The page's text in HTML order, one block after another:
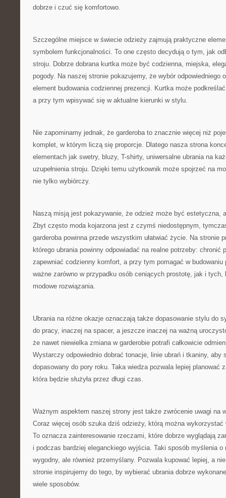
dobrze i czuć się komfortowo.
Szczególne miejsce w świecie odzieży zajmują praktyczne
symbolem funkcjonalności. To one często decydują o tym, jak
stroju. Dobrze dobrana kurtka może być codzienna, miejska,
pogody. Na naszej stronie pokazujemy, że wybór odpowiedniego
element budowania codziennej prezencji. Kurtka może
a przy tym wpisywać się w aktualne kierunki w stylu.
Nie zapominamy jednak, że garderoba to znacznie więcej niż
komplet, w którym liczą się proporcje. Dlatego nasza strona
elementach jak swetry, bluzy, T-shirty, uniwersalne ubrania na
uzupełnienia stroju. Dzięki temu użytkownik może spojrzeć na
nie tylko wybiórczy.
Naszą misją jest pokazywanie, że odzież może być estetyczna,
Zbyt często moda kojarzona jest z czymś niedostępnym,
garderoba powinna przede wszystkim ułatwiać życie. Na stronie
którego ubrania powinny odpowiadać na realne potrzeby: chronić
zapewniać codzienny komfort, a przy tym pomagać w budowaniu
ważne zarówno w przypadku osób ceniących prostotę, jak i tych,
modowe rozwiązania.
Ubrania na różne okazje oznaczają także dopasowanie stylu do
do pracy, inaczej na spacer, a jeszcze inaczej na ważną
że nawet niewielka zmiana w garderobie potrafi całkowicie
Wystarczy odpowiednio dobrać tonacje, linie ubrań i tkaniny, aby
dopasowany do pory roku. Taka wiedza pozwala lepiej planować
która będzie służyła przez długi czas.
Ważnym aspektem naszej strony jest także zwrócenie uwagi na
Coraz więcej osób szuka dziś odzieży, którą można wykorzystać
To oznacza zainteresowanie rzeczami, które dobrze wyglądają
i podczas bardziej eleganckiego wyjścia. Taki sposób myślenia
wygodny, ale również przemyślany. Pozwala kupować lepiej, a
stronie inspirujemy do tego, by wybierać ubrania dobrze
wiele sposobów.